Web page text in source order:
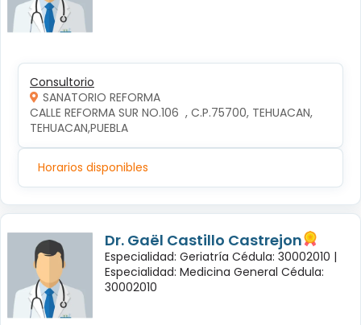
Consultorio
SANATORIO REFORMA
CALLE REFORMA SUR NO.106  , C.P.75700, TEHUACAN,
TEHUACAN,PUEBLA
Horarios disponibles
Dr. Gaël Castillo Castrejon
Especialidad: Geriatría Cédula: 30002010 |
Especialidad: Medicina General Cédula:
30002010